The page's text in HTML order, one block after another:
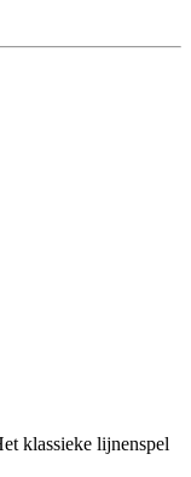
klassieke lijnenspel